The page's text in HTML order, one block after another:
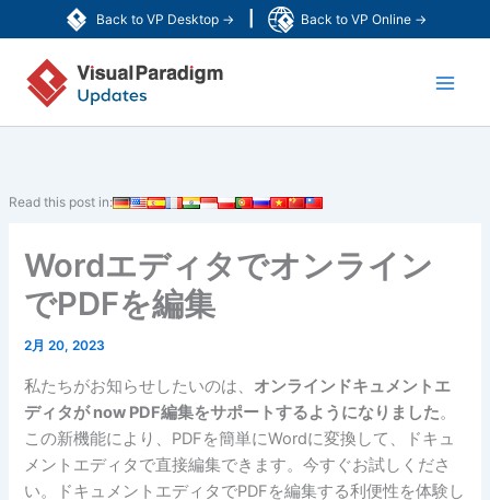
Back to VP Desktop → Back to VP Online →
容
Read this post in:
Wordエディタでオンライン
でPDFを編集
2月 20, 2023
私たちがお知らせしたいのは、 オンラインドキュメントエ
ディタが now PDF編集をサポートするようになりました。
この新機能により、PDFを簡単にWordに変換して、ドキュ
メントエディタで直接編集できます。今すぐお試しくださ
い。ドキュメントエディタでPDFを編集する利便性を体験し